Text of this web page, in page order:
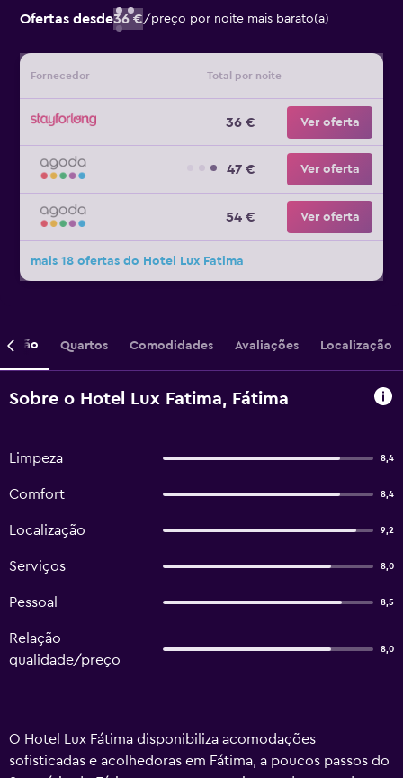
Ofertas desde36 €/preço por noite mais barato(a)
Fornecedor Total por noite
36 € Ver oferta
47 € Ver oferta
54 € Ver oferta
mais 18 ofertas do Hotel Lux Fatima
Quartos Comodidades Avaliações Localização
Sobre o Hotel Lux Fatima, Fátima
Limpeza 8,4
Comfort 8,4
Localização 9,2
Serviços 8,0
Pessoal 8,5
Relação
qualidade/preço
8,0
O Hotel Lux Fátima disponibiliza acomodações
sofisticadas e acolhedoras em Fátima, a poucos passos do